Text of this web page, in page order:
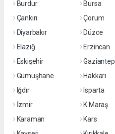
Burdur
Bursa
Çankırı
Çorum
Diyarbakır
Düzce
Elazığ
Erzincan
Eskişehir
Gaziantep
Gümüşhane
Hakkari
Iğdır
Isparta
İzmir
K.Maraş
Karaman
Kars